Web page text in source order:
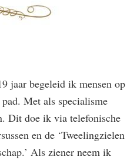
jaar begeleid ik mensen op
Met als specialisme
Dit doe ik via telefonische
en de ‘Tweelingzielen
Als ziener neem ik